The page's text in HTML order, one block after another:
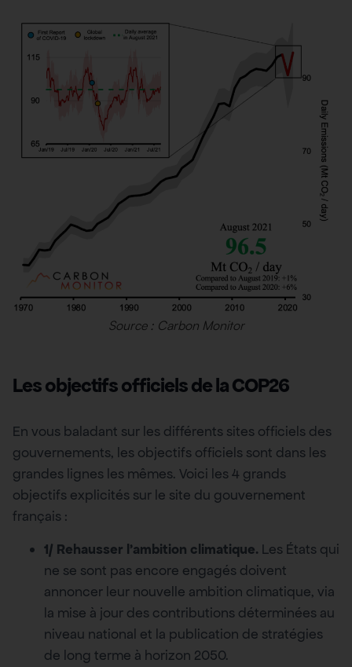
Source : Carbon Monitor
Les objectifs officiels de la COP26
En vous baladant sur les différents sites officiels des
gouvernements, les objectifs officiels sont dans les
grandes lignes les mêmes. Voici les 4 grands
objectifs explicités sur le site du gouvernement
français :
1/ Rehausser l’ambition climatique. Les États qui
ne se sont pas encore engagés doivent
annoncer leur nouvelle ambition climatique, via
la mise à jour des contributions déterminées au
niveau national et la publication de stratégies
de long terme à horizon 2050.